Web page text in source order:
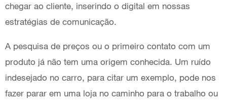
chegar ao cliente, inserindo o digital em nossas
estratégias de comunicação.
A pesquisa de preços ou o primeiro contato com um
produto já não tem uma origem conhecida. Um ruído
indesejado no carro, para citar um exemplo, pode nos
fazer parar em uma loja no caminho para o trabalho ou